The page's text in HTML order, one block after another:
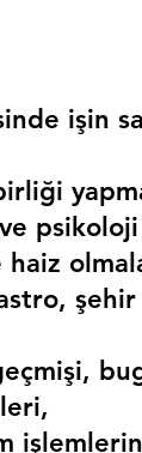
işin
psikoloji